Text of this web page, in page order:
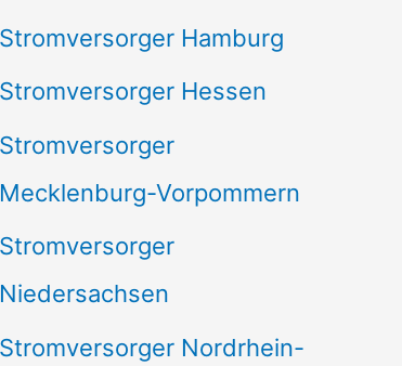
Stromversorger Hamburg
Stromversorger Hessen
Stromversorger
Mecklenburg-Vorpommern
Stromversorger
Niedersachsen
Stromversorger Nordrhein-